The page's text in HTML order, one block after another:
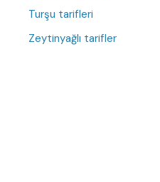
Turşu tarifleri
Zeytinyağlı tarifler